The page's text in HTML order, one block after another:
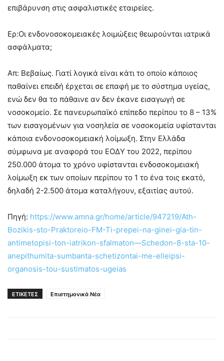
επιβάρυνση στις ασφαλιστικές εταιρείες.
Ερ:Οι ενδονοσοκομειακές λοιμώξεις θεωρούνται ιατρικά
ασφάλματα;
Απ: Βεβαίως. Γιατί λογικά είναι κάτι το οποίο κάποιος
παθαίνει επειδή έρχεται σε επαφή με το σύστημα υγείας,
ενώ δεν θα το πάθαινε αν δεν έκανε εισαγωγή σε
νοσοκομείο. Σε πανευρωπαϊκό επίπεδο περίπου το 8 – 13%
των εισαγομένων για νοσηλεία σε νοσοκομεία υφίστανται
κάποια ενδονοσοκομειακή λοίμωξη. Στην Ελλάδα
σύμφωνα με αναφορά του ΕΟΔΥ του 2022, περίπου
250.000 άτομα το χρόνο υφίστανται ενδοσοκομειακή
λοίμωξη εκ των οποίων περίπου το 1 το ένα τοις εκατό,
δηλαδή 2-2.500 άτομα καταλήγουν, εξαιτίας αυτού.
Πηγή: https://www.amna.gr/home/article/947219/Ath-
Bozikis-sto-Praktoreio-FM-Ti-prepei-na-ginei-gia-tin-
antimetopisi-ton-iatrikon-sfalmaton—Schedon-8-sta-10-
anepithumita-sumbanta-schetizontai-me-elleipsi-
organosis-tou-sustimatos-ugeias
ΕΤΙΚΕΤΕΣ Επιστημονικά Νέα